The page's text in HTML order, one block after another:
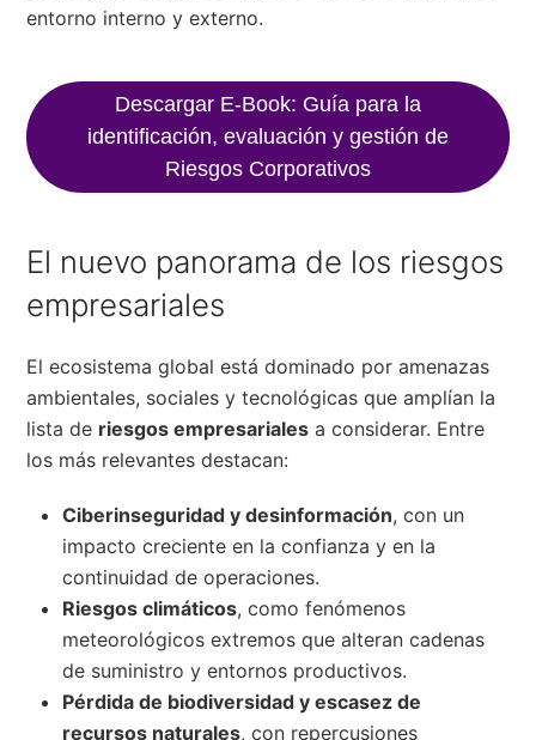
entorno interno y externo.
Descargar E-Book: Guía para la
identificación, evaluación y gestión de
Riesgos Corporativos
El nuevo panorama de los riesgos
empresariales
El ecosistema global está dominado por amenazas
ambientales, sociales y tecnológicas que amplían la
lista de riesgos empresariales a considerar. Entre
los más relevantes destacan:
Ciberinseguridad y desinformación, con un
impacto creciente en la confianza y en la
continuidad de operaciones.
Riesgos climáticos, como fenómenos
meteorológicos extremos que alteran cadenas
de suministro y entornos productivos.
Pérdida de biodiversidad y escasez de
recursos naturales, con repercusiones